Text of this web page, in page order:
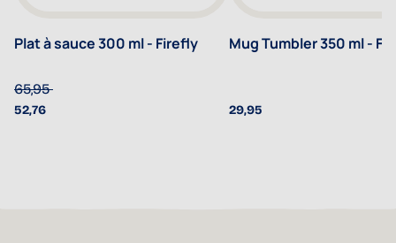
Plat à sauce 300 ml - Firefly
52,76
65,95
Mug Tumbler 350 ml -
29,95